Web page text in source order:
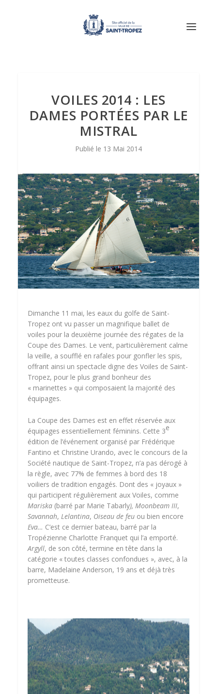
VOILES 2014 : LES
DAMES PORTÉES PAR LE
MISTRAL
13 Mai 2014
Dimanche 11 mai, les eaux du golfe de Saint-
Tropez ont vu passer un magnifique ballet de
voiles pour la deuxième journée des régates de la
Coupe des Dames. Le vent, particulièrement calme
la veille, a soufflé en rafales pour gonfler les spis,
offrant ainsi un spectacle digne des Voiles de Saint-
Tropez, pour le plus grand bonheur des
« marinettes » qui composaient la majorité des
équipages.
La Coupe des Dames est en effet réservée aux
équipages essentiellement féminins. Cette 3e
édition de l’événement organisé par Frédérique
Fantino et Christine Urando, avec le concours de la
Société nautique de Saint-Tropez, n’a pas dérogé à
la règle, avec 77% de femmes à bord des 18
voiliers de tradition engagés. Dont des « joyaux »
qui participent régulièrement aux Voiles, comme
Mariska (barré par Marie Tabarly), Moonbeam III,
Savannah,Lelantina, Oiseau de feu ou bien encore
Eva… C’est ce dernier bateau, barré par la
Tropézienne Charlotte Franquet qui l’a emporté.
Argyll, de son côté, termine en tête dans la
catégorie « toutes classes confondues », avec, à la
barre, Madelaine Anderson, 19 ans et déjà très
prometteuse.